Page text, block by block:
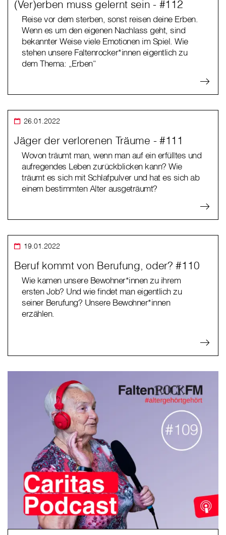
(Ver)erben muss gelernt sein - #112
Reise vor dem sterben, sonst reisen deine Erben.
Wenn es um den eigenen Nachlass geht, sind
bekannter Weise viele Emotionen im Spiel. Wie
stehen unsere Faltenrocker*innen eigentlich zu
dem Thema: „Erben“
26.01.2022
Jäger der verlorenen Träume - #111
Wovon träumt man, wenn man auf ein erfülltes und
aufregendes Leben zurückblicken kann? Wie
träumt es sich mit Schlafpulver und hat es sich ab
einem bestimmten Alter ausgeträumt?
19.01.2022
Beruf kommt von Berufung, oder? #110
Wie kamen unsere Bewohner*innen zu ihrem
ersten Job? Und wie findet man eigentlich zu
seiner Berufung? Unsere Bewohner*innen
erzählen.